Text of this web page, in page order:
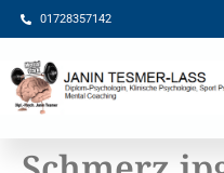
01728357142